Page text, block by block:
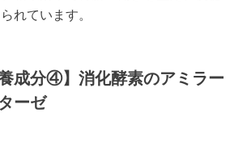
れています。
養成分④】消化酵素のアミラー
ーゼ